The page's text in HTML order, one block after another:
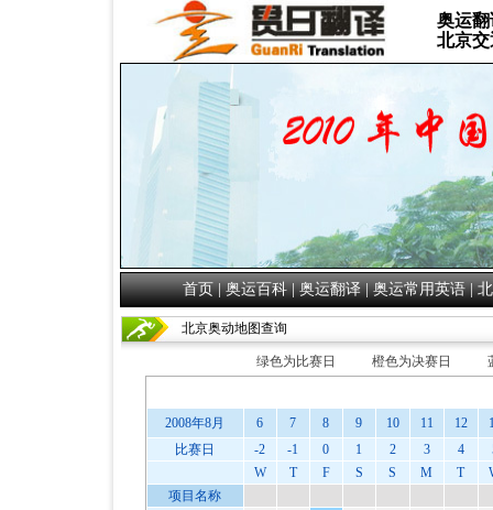
奥运
北京
首页|奥运百科|奥运翻译|奥运常用英语|
北京奥动地图查询
绿色为比赛日 橙色为决赛日
2008年8月 6 7 8 9 10 11 12
比赛日
-2 -1 0 1 2 3 4
W
T F S S M T
项目名称